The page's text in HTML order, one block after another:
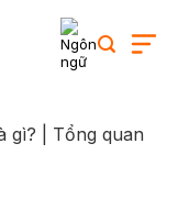
gì? | Tổng quan